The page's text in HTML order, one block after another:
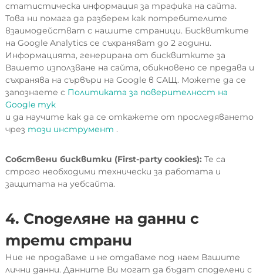
статистическа информация за трафика на сайта.
Това ни помага да разберем как потребителите
взаимодействат с нашите страници. Бисквитките
на Google Analytics се съхраняват до 2 години.
Информацията, генерирана от бисквитките за
Вашето използване на сайта, обикновено се предава и
съхранява на сървъри на Google в САЩ. Можете да се
запознаете с Политиката за поверителност на
Google тук
и да научите как да се откажете от проследяването
чрез този инструмент .
Собствени бисквитки (First-party cookies): Те са
строго необходими технически за работата и
защитата на уебсайта.
4. Споделяне на данни с
трети страни
Ние не продаваме и не отдаваме под наем Вашите
лични данни. Данните Ви могат да бъдат споделени с